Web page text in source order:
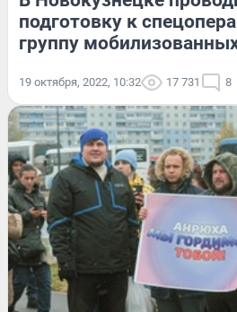
подготовку к
группу
19 октября, 2022, 10:32 17 731 8